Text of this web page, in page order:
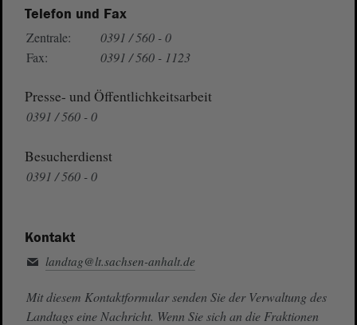
Telefon und Fax
Zentrale:
0391 / 560 - 0
Fax:
0391 / 560 - 1123
Presse- und Öffentlichkeitsarbeit
0391 / 560 - 0
Besucherdienst
0391 / 560 - 0
Kontakt
landtag@lt.sachsen-anhalt.de
Mit diesem Kontaktformular senden Sie der Verwaltung des
Landtags eine Nachricht. Wenn Sie sich an die Fraktionen